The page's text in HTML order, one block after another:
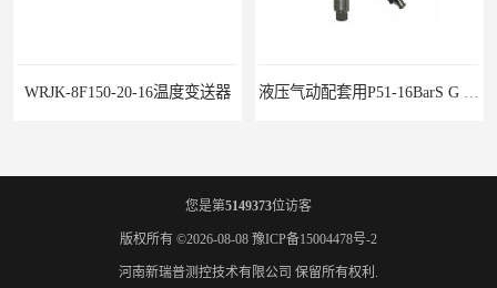
WRJK-8F150-20-16温度变送器
您是第5149373位访客
版权所有 ©2026-08-08 豫ICP备15004478号-2
河南新瑞普测控技术有限公司 保留所有权利.